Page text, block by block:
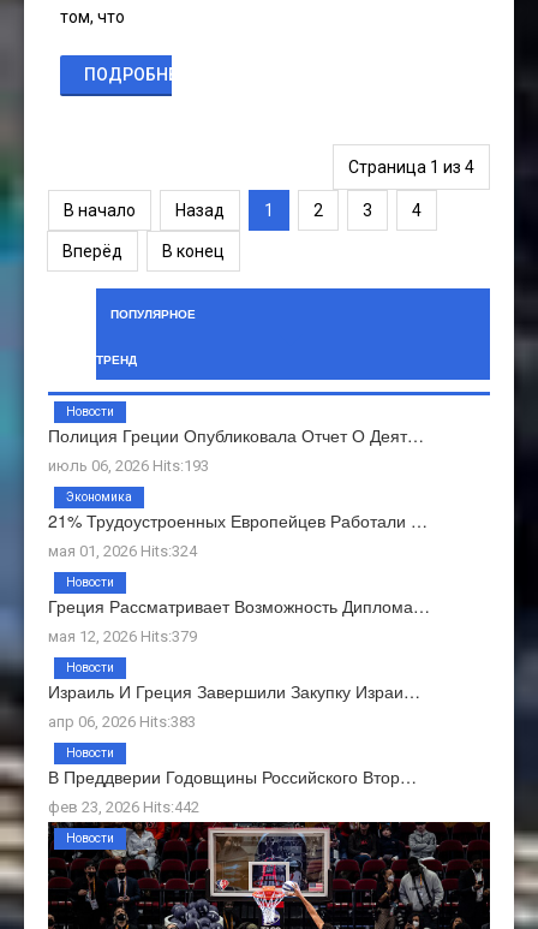
том, что
ПОДРОБНЕЕ...
Страница 1 из 4
В начало Назад 1 2 3 4
Вперёд В конец
ПОПУЛЯРНОЕ
ТРЕНД
Полиция Греции Опубликовала Отчет О Деят…
июль 06, 2026 Hits:193
Новости
21% Трудоустроенных Европейцев Работали …
мая 01, 2026 Hits:324
Экономика
Греция Рассматривает Возможность Диплома…
мая 12, 2026 Hits:379
Новости
Израиль И Греция Завершили Закупку Израи…
апр 06, 2026 Hits:383
Новости
В Преддверии Годовщины Российского Втор…
фев 23, 2026 Hits:442
Новости
Новости